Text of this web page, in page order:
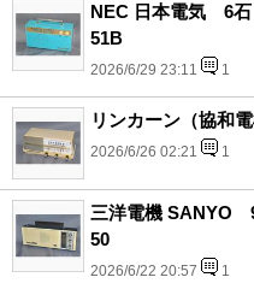
NEC 日本電気 6
51B
2026/6/29 23:11 1
リンカーン（協和
2026/6/26 02:21 1
三洋電機 SANYO
50
2026/6/22 20:57 1